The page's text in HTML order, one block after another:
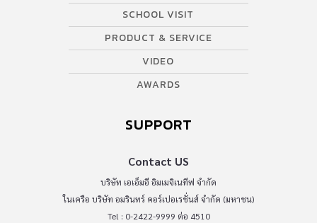
SCHOOL VISIT
PRODUCT & SERVICE
VIDEO
AWARDS
SUPPORT
Contact US
บริษัท เอเอ็มอี อิมเมจิเนทีฟ จำกัด
ในเครือ บริษัท อมรินทร์ คอร์เปอเรชั่นส์ จำกัด (มหาชน)
Tel : 0-2422-9999 ต่อ 4510